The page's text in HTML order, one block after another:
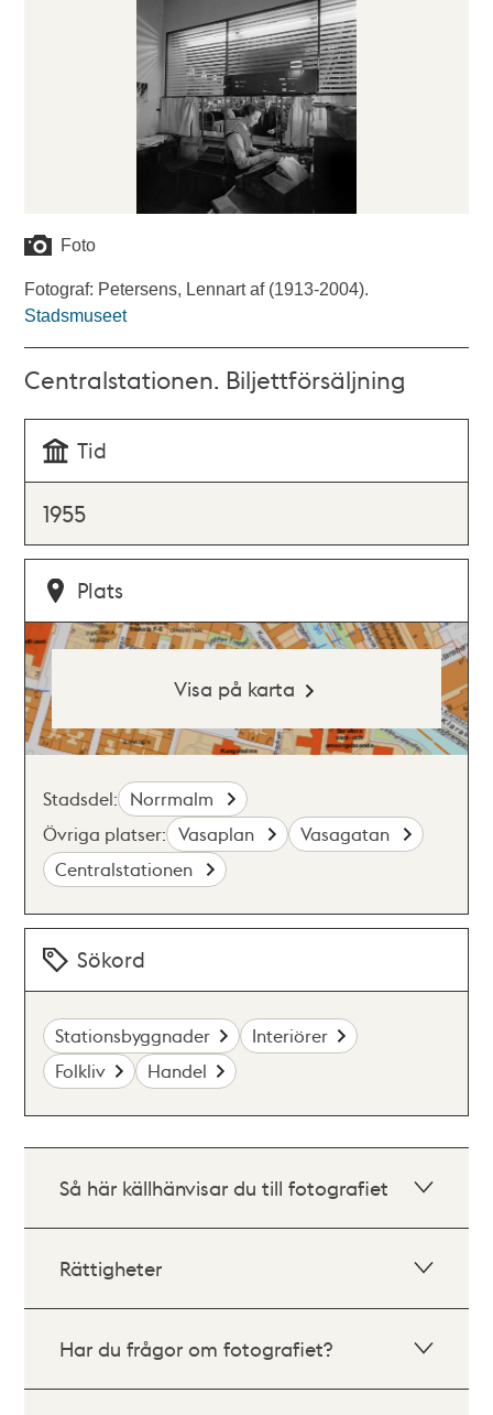
Foto
Fotograf: Petersens, Lennart af (1913-2004).
Stadsmuseet
Centralstationen. Biljettförsäljning
Tid
1955
Plats
Visa på karta
Stadsdel: Norrmalm
Övriga platser: Vasaplan
Vasagatan
Centralstationen
Sökord
Stationsbyggnader
Interiörer
Folkliv
Handel
Så här källhänvisar du till fotografiet
Rättigheter
Har du frågor om fotografiet?